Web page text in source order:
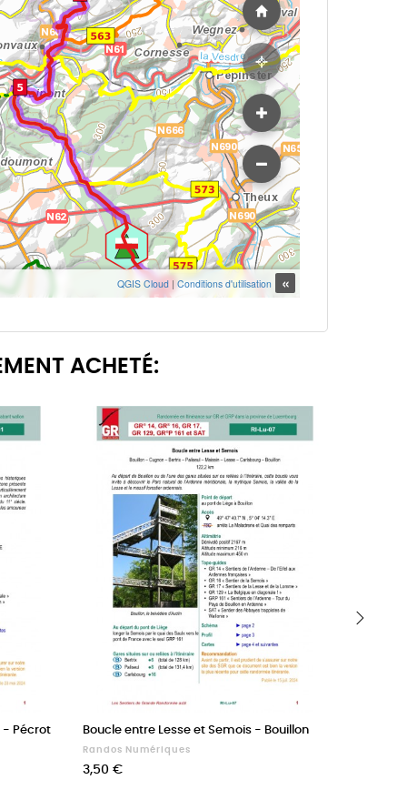
ACHETÉ:
- Pécrot Boucle entre Lesse et Semois - Bouillon
Randos Numériques
Prix
3,50 €